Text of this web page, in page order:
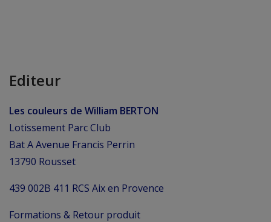
Editeur
Les couleurs de William BERTON
Lotissement Parc Club
Bat A Avenue Francis Perrin
13790 Rousset
439 002B 411 RCS Aix en Provence
Formations & Retour produit